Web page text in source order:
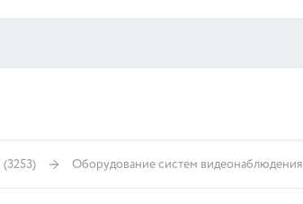
(3253) Оборудование систем видеонаблюдения